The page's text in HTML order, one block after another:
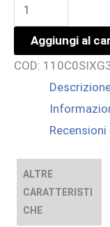
ECOSYS
PA2600CWX
KYOCERA
STAMP.
COLORE
quantità
Aggiungi al
COD:
Recensioni
ALTRE
CARATTERISTI
CHE